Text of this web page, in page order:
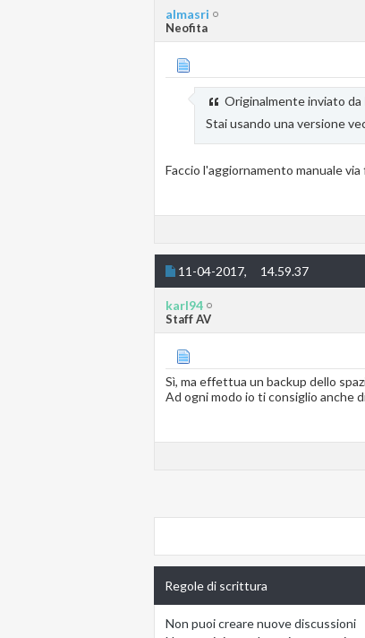
almasri
Neofita
Originalmente inviato da
Stai usando una versione
Faccio l'aggiornamento manuale
11-04-2017, 14.59.37
karl94
Staff AV
Sì, ma effettua un backup dello
Ad ogni modo io ti consiglio anche
Regole di scrittura
Non puoicreare nuove discussioni